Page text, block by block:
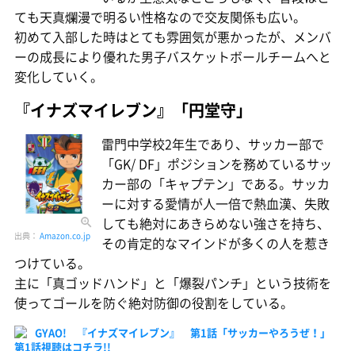
ても天真爛漫で明るい性格なので交友関係も広い。
初めて入部した時はとても雰囲気が悪かったが、メンバ
ーの成長により優れた男子バスケットボールチームへと
変化していく。
『イナズマイレブン』「円堂守」
出典： Amazon.co.jp
雷門中学校2年生であり、サッカー部で
「GK/ DF」ポジションを務めているサッ
カー部の「キャプテン」である。サッカ
ーに対する愛情が人一倍で熱血漢、失敗
しても絶対にあきらめない強さを持ち、
その肯定的なマインドが多くの人を惹き
つけている。
主に「真ゴッドハンド」と「爆裂パンチ」という技術を
使ってゴールを防ぐ絶対防御の役割をしている。
GYAO! 『イナズマイレブン』 第1話「サッカーやろうぜ！」
第1話視聴はコチラ!!